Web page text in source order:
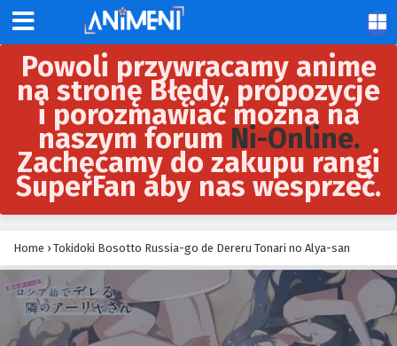
Powoli przywracamy anime
na stronę Błędy, propozycje
i porozmawiać można na
naszym forum Ni-Online.
Zachęcamy do zakupu rangi
SuperFan aby nas wesprzeć.
Home › Tokidoki Bosotto Russia-go de Dereru Tonari no Alya-san